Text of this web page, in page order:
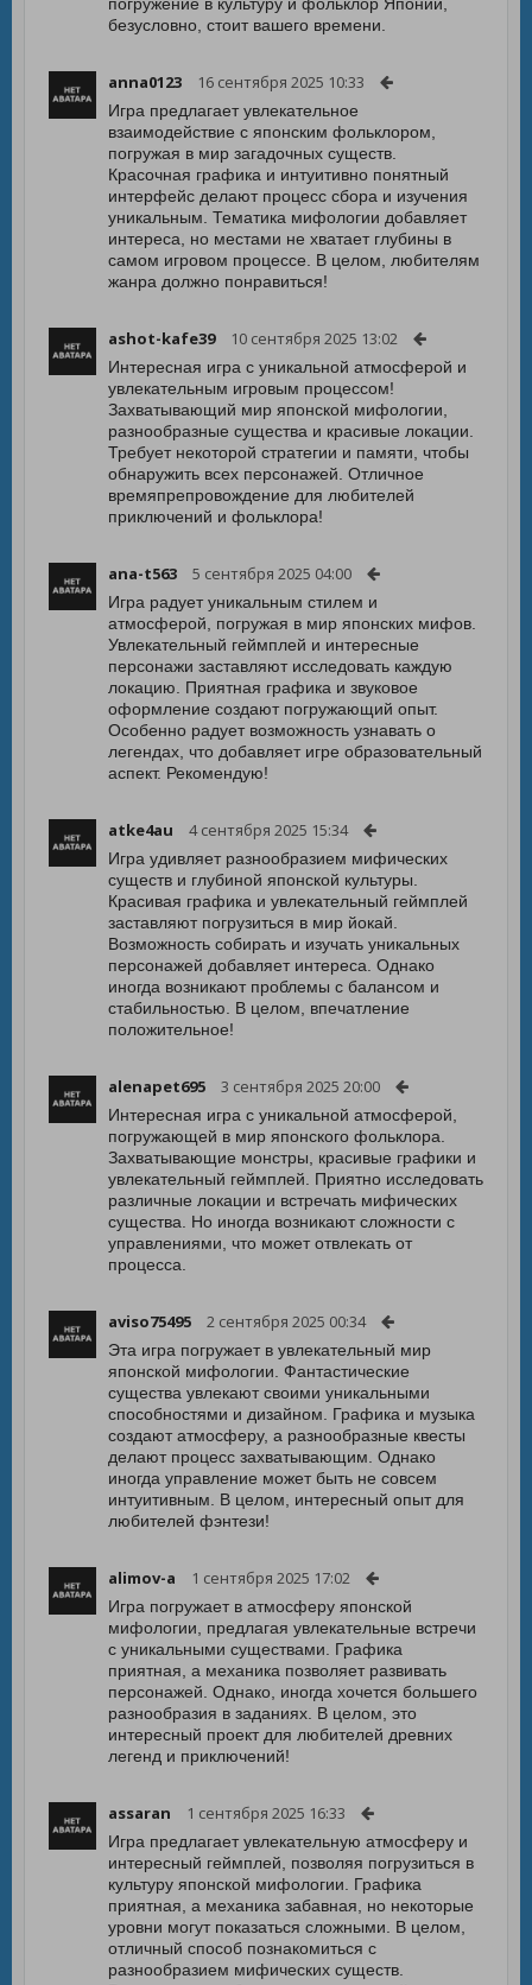
безусловно, стоит вашего времени.
anna0123 16 сентября 2025 10:33
Игра предлагает увлекательное
взаимодействие с японским фольклором,
погружая в мир загадочных существ.
Красочная графика и интуитивно понятный
интерфейс делают процесс сбора и изучения
уникальным. Тематика мифологии добавляет
интереса, но местами не хватает глубины в
самом игровом процессе. В целом, любителям
жанра должно понравиться!
ashot-kafe39 10 сентября 2025 13:02
Интересная игра с уникальной атмосферой и
увлекательным игровым процессом!
Захватывающий мир японской мифологии,
разнообразные существа и красивые локации.
Требует некоторой стратегии и памяти, чтобы
обнаружить всех персонажей. Отличное
времяпрепровождение для любителей
приключений и фольклора!
ana-t563 5 сентября 2025 04:00
Игра радует уникальным стилем и
атмосферой, погружая в мир японских мифов.
Увлекательный геймплей и интересные
персонажи заставляют исследовать каждую
локацию. Приятная графика и звуковое
оформление создают погружающий опыт.
Особенно радует возможность узнавать о
легендах, что добавляет игре образовательный
аспект. Рекомендую!
atke4au 4 сентября 2025 15:34
Игра удивляет разнообразием мифических
существ и глубиной японской культуры.
Красивая графика и увлекательный геймплей
заставляют погрузиться в мир йокай.
Возможность собирать и изучать уникальных
персонажей добавляет интереса. Однако
иногда возникают проблемы с балансом и
стабильностью. В целом, впечатление
положительное!
alenapet695 3 сентября 2025 20:00
Интересная игра с уникальной атмосферой,
погружающей в мир японского фольклора.
Захватывающие монстры, красивые графики и
увлекательный геймплей. Приятно исследовать
различные локации и встречать мифических
существа. Но иногда возникают сложности с
управлениями, что может отвлекать от
процесса.
aviso75495 2 сентября 2025 00:34
Эта игра погружает в увлекательный мир
японской мифологии. Фантастические
существа увлекают своими уникальными
способностями и дизайном. Графика и музыка
создают атмосферу, а разнообразные квесты
делают процесс захватывающим. Однако
иногда управление может быть не совсем
интуитивным. В целом, интересный опыт для
любителей фэнтези!
alimov-a 1 сентября 2025 17:02
Игра погружает в атмосферу японской
мифологии, предлагая увлекательные встречи
с уникальными существами. Графика
приятная, а механика позволяет развивать
персонажей. Однако, иногда хочется большего
разнообразия в заданиях. В целом, это
интересный проект для любителей древних
легенд и приключений!
assaran 1 сентября 2025 16:33
Игра предлагает увлекательную атмосферу и
интересный геймплей, позволяя погрузиться в
культуру японской мифологии. Графика
приятная, а механика забавная, но некоторые
уровни могут показаться сложными. В целом,
отличный способ познакомиться с
разнообразием мифических существ.